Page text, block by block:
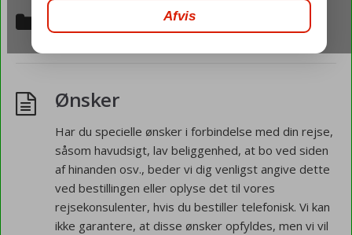
Bestilling
Ønsker
Har du specielle ønsker i forbindelse med din rejse,
såsom havudsigt, lav beliggenhed, at bo ved siden
af hinanden osv., beder vi dig venligst angive dette
ved bestillingen eller oplyse det til vores
rejsekonsulenter, hvis du bestiller telefonisk. Vi kan
ikke garantere, at disse ønsker opfyldes, men vi vil